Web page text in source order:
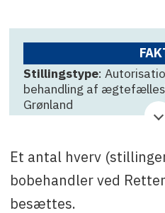
Stillingstype:
behandling af
Grønland
Ansøgningsfrist: 31. juli
Et antal hverv
bobehandler ved
besættes.